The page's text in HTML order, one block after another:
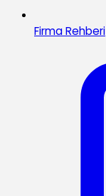
Firma Rehberi